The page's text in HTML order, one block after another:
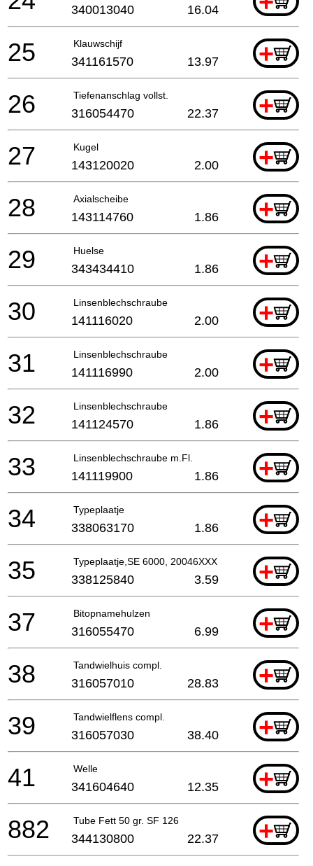
340013040 16.04
Klauwschijf +
25 341161570 13.97
Tiefenanschlag vollst. +
26 316054470 22.37
Kugel +
27 143120020 2.00
Axialscheibe +
28 143114760 1.86
Huelse +
29 343434410 1.86
Linsenblechschraube +
30 141116020 2.00
Linsenblechschraube +
31 141116990 2.00
Linsenblechschraube +
32 141124570 1.86
Linsenblechschraube m.Fl. +
33 141119900 1.86
Typeplaatje +
34 338063170 1.86
Typeplaatje,SE 6000, 20046XXX +
35 338125840 3.59
Bitopnamehulzen +
37 316055470 6.99
Tandwielhuis compl. +
38 316057010 28.83
Tandwielflens compl. +
39 316057030 38.40
Welle +
41 341604640 12.35
Tube Fett 50 gr. SF 126 +
882 344130800 22.37